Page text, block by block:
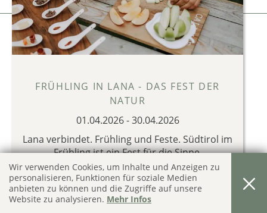
Wir verwenden Cookies, um Inhalte und Anzeigen zu
personalisieren, Funktionen für soziale Medien
anbieten zu können und die Zugriffe auf unsere
Website zu analysieren. Mehr Infos
FRÜHLING IN LANA - DAS FEST DER
NATUR
01.04.2026-30.04.2026
Lana verbindet. Frühling und Feste. Südtirol im
Frühling ist ein Fest für die Sinne.
FRÜHLINGS ANGEBOTE IN LANA 2026